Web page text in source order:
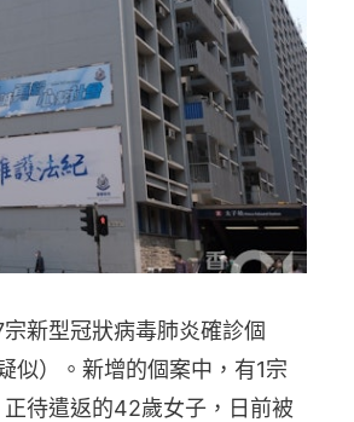
新型冠狀病毒肺炎確診個
似）。新增的個案中，有1宗
待遣返的42歲女子，日前被